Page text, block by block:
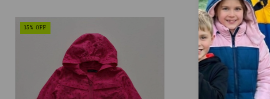
15% OFF